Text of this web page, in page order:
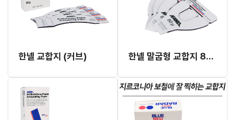
한넬 교합지 (커브) 한넬 말굽형 교합지 80μ